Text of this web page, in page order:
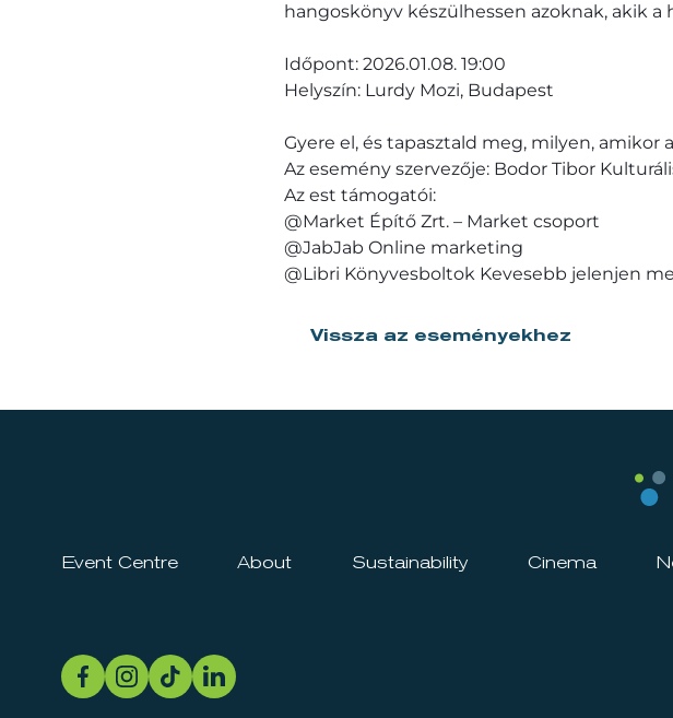
hangoskönyv készülhessen azoknak, akik
Időpont: 2026.01.08. 19:00
Helyszín: Lurdy Mozi, Budapest
Gyere el, és tapasztald meg, milyen,
Az esemény szervezője: Bodor Tibor
Az est támogatói:
@Market Építő Zrt. – Market csoport
@JabJab Online marketing
@Libri Könyvesboltok Kevesebb jelenjen
Vissza az eseményekhez
Event Centre About Sustainability Cinema